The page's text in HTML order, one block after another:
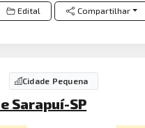
Edital Compartilhar
Cidade Pequena
Sarapuí-SP